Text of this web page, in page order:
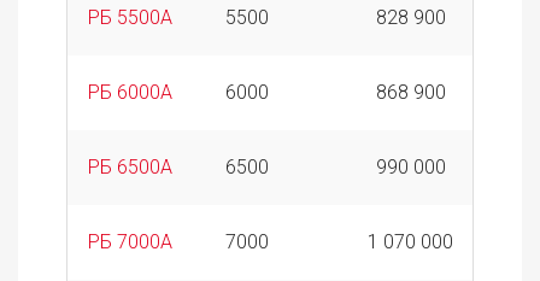
РБ 5500А 5500 828 900
РБ 6000А 6000 868 900
РБ 6500А 6500 990 000
РБ 7000А 7000 1 070 000